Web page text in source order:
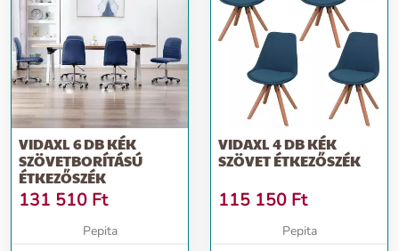
VIDAXL 6 DB KÉK
SZÖVETBORÍTÁSÚ
ÉTKEZŐSZÉK
131 510 Ft
Pepita
VIDAXL 4 DB KÉK
SZÖVET ÉTKEZŐSZÉK
115 150 Ft
Pepita